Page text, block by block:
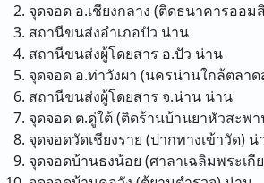
จุดจอด อ.เชียงกลาง (ติดธนาคารออม
สถานีขนส่งอำเภอปัว น่าน
สถานีขนส่งผู้โดยสาร อ.ปัว น่าน
จุดจอด อ.ท่าวังผา (นครน่านใกล้ตลา
สถานีขนส่งผู้โดยสาร จ.น่าน น่าน
จุดจอด ต.ดู่ใต้ (ติดร้านบ้านยาหัวสะพ
จุดจอดวัดเชียงราย (ปากทางเข้าวัด) น่
จุดจอดบ้านธงน้อย (ศาลาเฉลิมพระเกี